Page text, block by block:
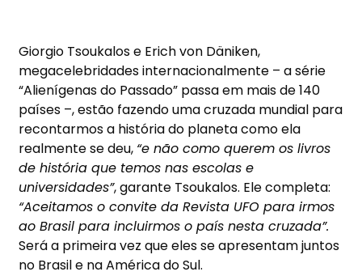
Giorgio Tsoukalos e Erich von Däniken,
megacelebridades internacionalmente – a série
“Alienígenas do Passado” passa em mais de 140
países –, estão fazendo uma cruzada mundial para
recontarmos a história do planeta como ela
realmente se deu, “e não como querem os livros
de história que temos nas escolas e
universidades”, garante Tsoukalos. Ele completa:
“Aceitamos o convite da Revista UFO para irmos
ao Brasil para incluirmos o país nesta cruzada”.
Será a primeira vez que eles se apresentam juntos
no Brasil e na América do Sul.